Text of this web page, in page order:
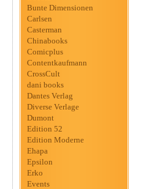
Bunte Dimensionen
Carlsen
Casterman
Chinabooks
Comicplus
Contentkaufmann
CrossCult
dani books
Dantes Verlag
Diverse Verlage
Dumont
Edition 52
Edition Moderne
Ehapa
Epsilon
Erko
Events